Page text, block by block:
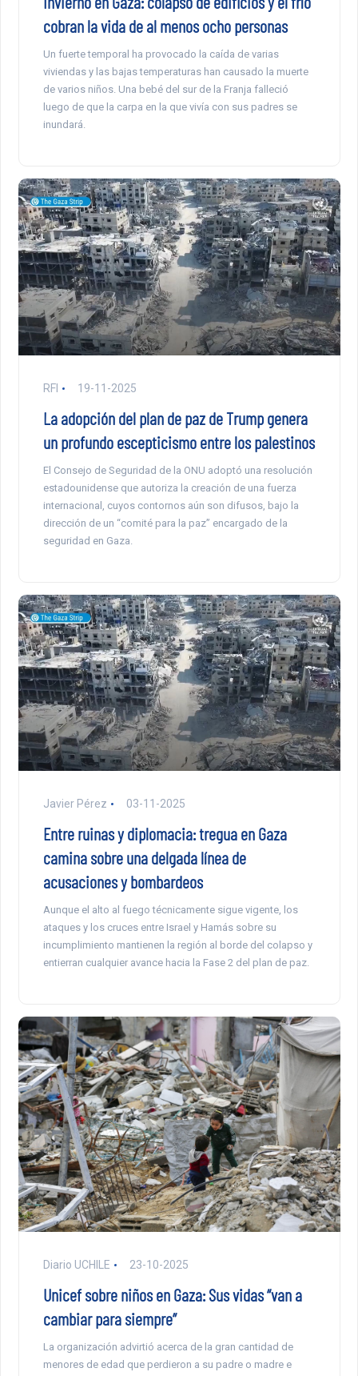
cobran la vida de al menos ocho personas
Un fuerte temporal ha provocado la caída de varias
viviendas y las bajas temperaturas han causado la muerte
de varios niños. Una bebé del sur de la Franja falleció
luego de que la carpa en la que vivía con sus padres se
inundará.
RFI 19-11-2025
La adopción del plan de paz de Trump genera
un profundo escepticismo entre los palestinos
El Consejo de Seguridad de la ONU adoptó una resolución
estadounidense que autoriza la creación de una fuerza
internacional, cuyos contornos aún son difusos, bajo la
dirección de un “comité para la paz” encargado de la
seguridad en Gaza.
Javier Pérez 03-11-2025
Entre ruinas y diplomacia: tregua en Gaza
camina sobre una delgada línea de
acusaciones y bombardeos
Aunque el alto al fuego técnicamente sigue vigente, los
ataques y los cruces entre Israel y Hamás sobre su
incumplimiento mantienen la región al borde del colapso y
entierran cualquier avance hacia la Fase 2 del plan de paz.
Diario UCHILE 23-10-2025
Unicef sobre niños en Gaza: Sus vidas “van a
cambiar para siempre”
La organización advirtió acerca de la gran cantidad de
menores de edad que perdieron a su padre o madre e